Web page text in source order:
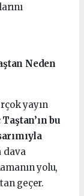
Neden
yayın
bu
dava
yolu,
geçer.